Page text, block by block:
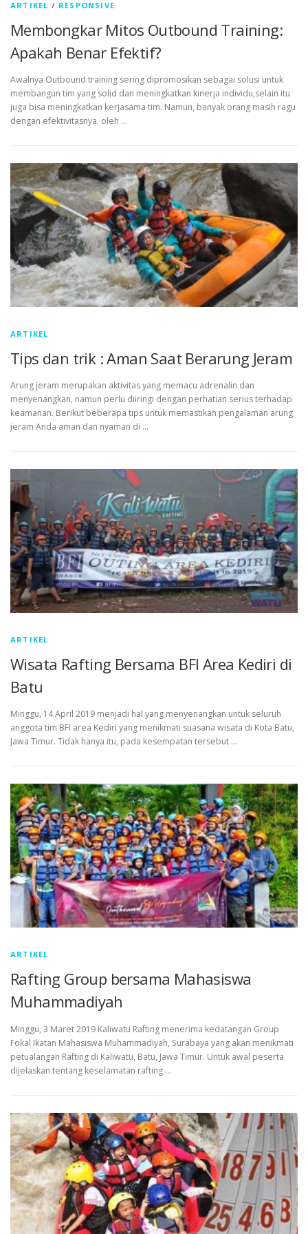
ARTIKEL / RESPONSIVE
Membongkar Mitos Outbound Training:
Apakah Benar Efektif?
Awalnya Outbound training sering dipromosikan sebagai solusi untuk
membangun tim yang solid dan meningkatkan kinerja individu,selain itu
juga bisa meningkatkan kerjasama tim. Namun, banyak orang masih ragu
dengan efektivitasnya. oleh …
ARTIKEL
Tips dan trik : Aman Saat Berarung Jeram
Arung jeram merupakan aktivitas yang memacu adrenalin dan
menyenangkan, namun perlu diiringi dengan perhatian serius terhadap
keamanan. Berikut beberapa tips untuk memastikan pengalaman arung
jeram Anda aman dan nyaman di …
ARTIKEL
Wisata Rafting Bersama BFI Area Kediri di
Batu
Minggu, 14 April 2019 menjadi hal yang menyenangkan untuk seluruh
anggota tim BFI area Kediri yang menikmati suasana wisata di Kota Batu,
Jawa Timur. Tidak hanya itu, pada kesempatan tersebut …
ARTIKEL
Rafting Group bersama Mahasiswa
Muhammadiyah
Minggu, 3 Maret 2019 Kaliwatu Rafting menerima kedatangan Group
Fokal Ikatan Mahasiswa Muhammadiyah, Surabaya yang akan menikmati
petualangan Rafting di Kaliwatu, Batu, Jawa Timur. Untuk awal peserta
dijelaskan tentang keselamatan rafting …